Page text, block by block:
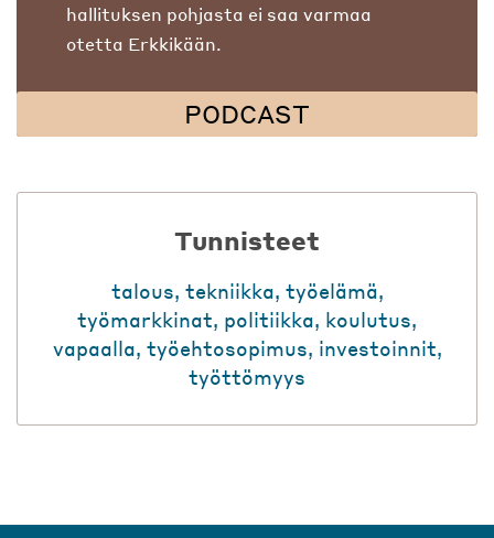
hallituksen pohjasta ei saa varmaa
otetta Erkkikään.
PODCAST
Tunnisteet
talous, tekniikka, työelämä,
työmarkkinat, politiikka, koulutus,
vapaalla, työehtosopimus, investoinnit,
työttömyys